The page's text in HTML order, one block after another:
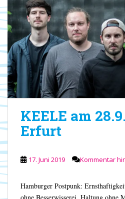
KEELE am
Erfurt
17. Juni 2019 Kommentar
Hamburger Postpunk:
ohne Besserwisserei, Haltung ohne